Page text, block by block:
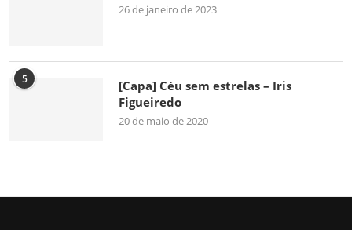
26 de janeiro de 2023
5
[Capa] Céu sem estrelas – Iris
Figueiredo
20 de maio de 2020